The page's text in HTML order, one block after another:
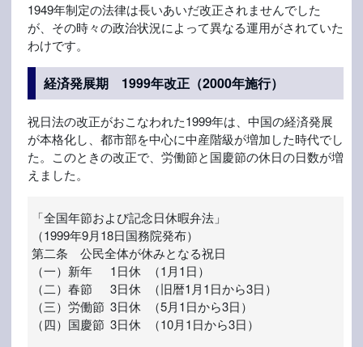
1949年制定の法律は長いあいだ改正されませんでした
が、その時々の政治状況によって異なる運用がされていた
わけです。
経済発展期 1999年改正（2000年施行）
祝日法の改正がおこなわれた1999年は、中国の経済発展
が本格化し、都市部を中心に中産階級が増加した時代でし
た。このときの改正で、労働節と国慶節の休日の日数が増
えました。
「全国年節および記念日休暇弁法」
（1999年9月18日国務院発布）
第二条 公民全体が休みとなる祝日
（一） 新年 1日休
（1月1日）
（二） 春節 3日休
（旧暦1月1日から3日）
（三） 労働節 3日休
（5月1日から3日）
（四） 国慶節 3日休
（10月1日から3日）